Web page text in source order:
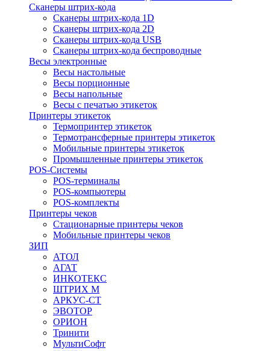
Сканеры штрих-кода
Сканеры штрих-кода 1D
Сканеры штрих-кода 2D
Сканеры штрих-кода USB
Сканеры штрих-кода беспроводные
Весы электронные
Весы настольные
Весы порционные
Весы напольные
Весы с печатью этикеток
Принтеры этикеток
Термопринтер этикеток
Термотрансферные принтеры этикеток
Мобильные принтеры этикеток
Промышленные принтеры этикеток
POS-Системы
POS-терминалы
POS-компьютеры
POS-комплекты
Принтеры чеков
Стационарные принтеры чеков
Мобильные принтеры чеков
ЗИП
АТОЛ
АГАТ
ИНКОТЕКС
ШТРИХ М
АРКУС-СТ
ЭВОТОР
ОРИОН
Тринити
МультиСофт